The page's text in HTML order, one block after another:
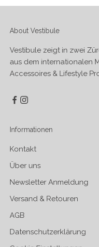
About Vestibule
Vestibule zeigt in zwei
aus dem internationalen
Accessoires & Lifestyle
Informationen
Kontakt
Über uns
Newsletter Anmeldung
Versand & Retouren
AGB
Datenschutzerklärung